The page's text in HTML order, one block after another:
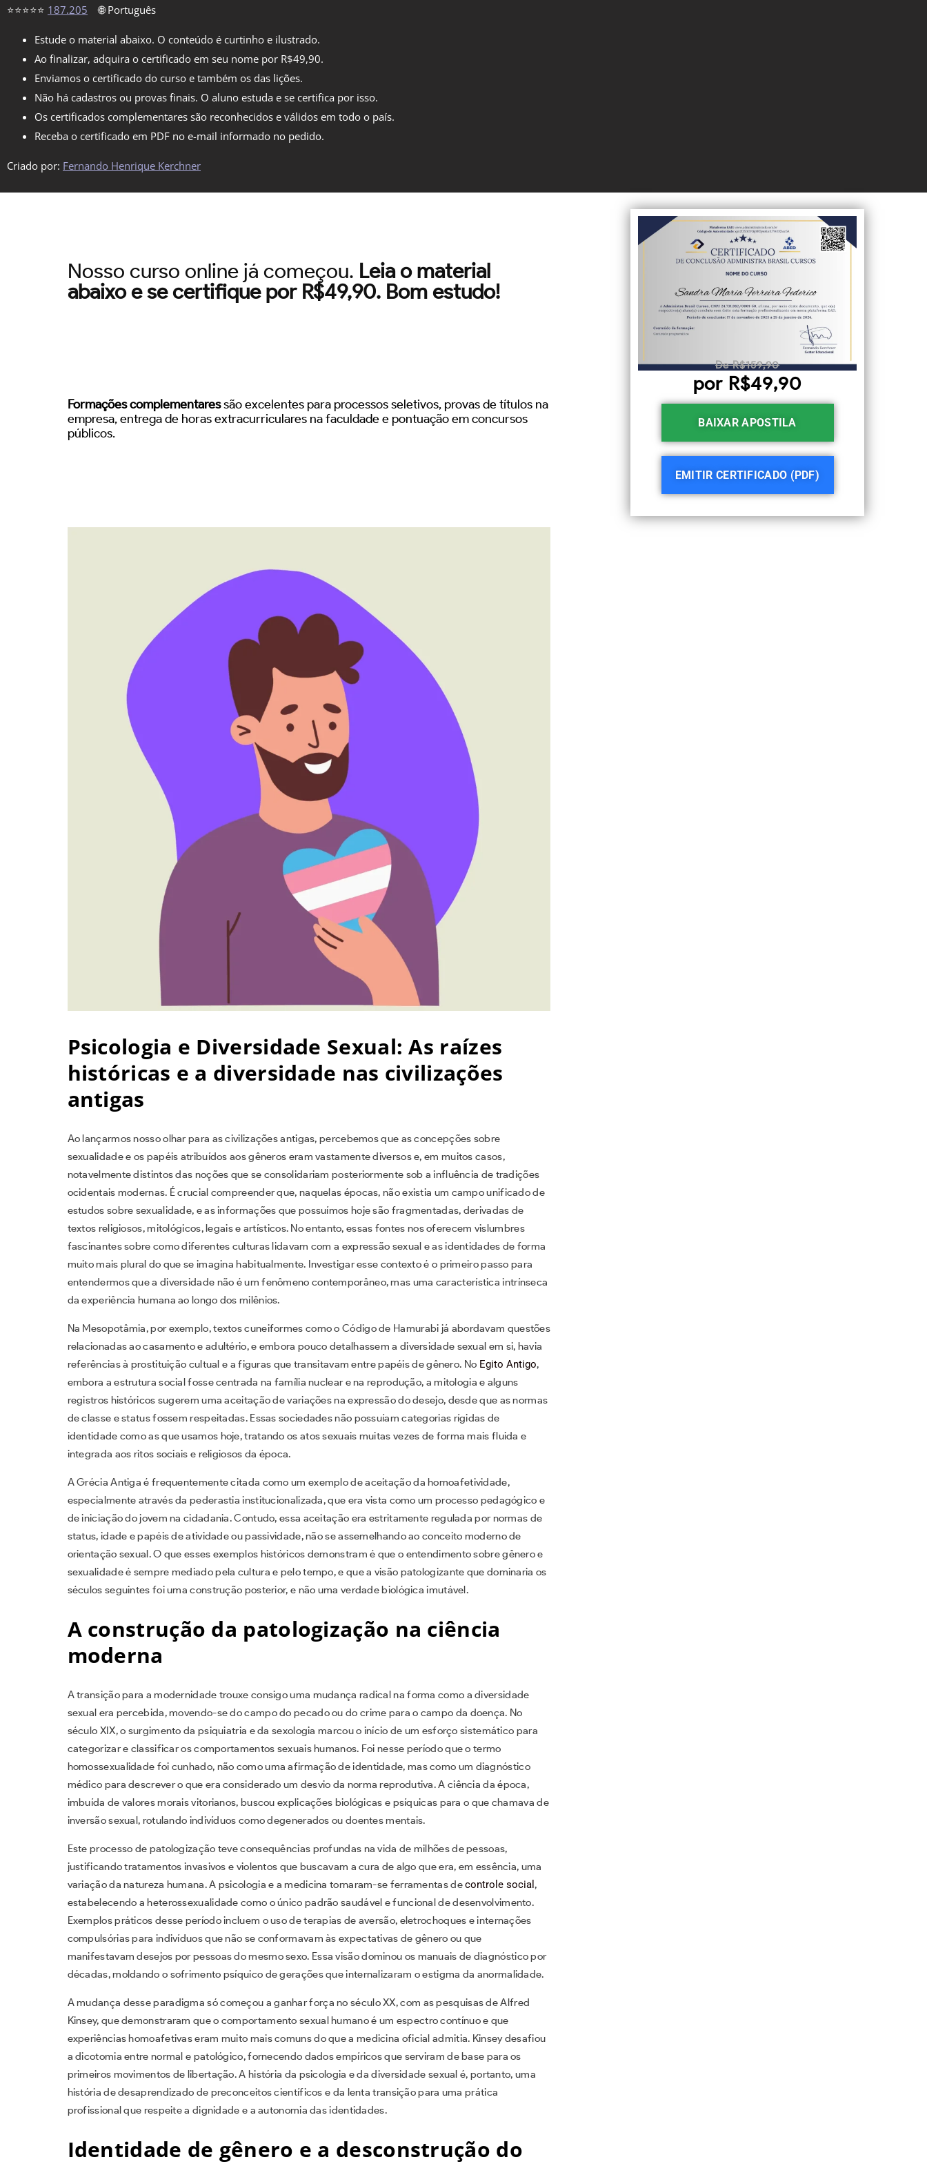
⭐⭐⭐⭐⭐ 187.205 🌐 Português
Estude o material abaixo. O conteúdo é curtinho e ilustrado.
Ao finalizar, adquira o certificado em seu nome por R$49,90.
Enviamos o certificado do curso e também os das lições.
Não há cadastros ou provas finais. O aluno estuda e se certifica por isso.
Os certificados complementares são reconhecidos e válidos em todo o país.
Receba o certificado em PDF no e-mail informado no pedido.
Criado por: Fernando Henrique Kerchner
Nosso curso online já começou. Leia o material
abaixo e se certifique por R$49,90. Bom estudo!
Formações complementaressão excelentes para processos seletivos, provas de títulos na
empresa, entrega de horas extracurriculares na faculdade e pontuação em concursos
públicos.
Psicologia e Diversidade Sexual: As raízes
históricas e a diversidade nas civilizações
antigas
Ao lançarmos nosso olhar para as civilizações antigas, percebemos que as concepções sobre
sexualidade e os papéis atribuídos aos gêneros eram vastamente diversos e, em muitos casos,
notavelmente distintos das noções que se consolidariam posteriormente sob a influência de tradições
ocidentais modernas. É crucial compreender que, naquelas épocas, não existia um campo unificado de
estudos sobre sexualidade, e as informações que possuímos hoje são fragmentadas, derivadas de
textos religiosos, mitológicos, legais e artísticos. No entanto, essas fontes nos oferecem vislumbres
fascinantes sobre como diferentes culturas lidavam com a expressão sexual e as identidades de forma
muito mais plural do que se imagina habitualmente. Investigar esse contexto é o primeiro passo para
entendermos que a diversidade não é um fenômeno contemporâneo, mas uma característica intrínseca
da experiência humana ao longo dos milênios.
Na Mesopotâmia, por exemplo, textos cuneiformes como o Código de Hamurabi já abordavam questões
relacionadas ao casamento e adultério, e embora pouco detalhassem a diversidade sexual em si, havia
referências à prostituição cultual e a figuras que transitavam entre papéis de gênero. No Egito Antigo,
embora a estrutura social fosse centrada na família nuclear e na reprodução, a mitologia e alguns
registros históricos sugerem uma aceitação de variações na expressão do desejo, desde que as normas
de classe e status fossem respeitadas. Essas sociedades não possuíam categorias rígidas de
identidade como as que usamos hoje, tratando os atos sexuais muitas vezes de forma mais fluida e
integrada aos ritos sociais e religiosos da época.
A Grécia Antiga é frequentemente citada como um exemplo de aceitação da homoafetividade,
especialmente através da pederastia institucionalizada, que era vista como um processo pedagógico e
de iniciação do jovem na cidadania. Contudo, essa aceitação era estritamente regulada por normas de
status, idade e papéis de atividade ou passividade, não se assemelhando ao conceito moderno de
orientação sexual. O que esses exemplos históricos demonstram é que o entendimento sobre gênero e
sexualidade é sempre mediado pela cultura e pelo tempo, e que a visão patologizante que dominaria os
séculos seguintes foi uma construção posterior, e não uma verdade biológica imutável.
A construção da patologização na ciência
moderna
A transição para a modernidade trouxe consigo uma mudança radical na forma como a diversidade
sexual era percebida, movendo-se do campo do pecado ou do crime para o campo da doença. No
século XIX, o surgimento da psiquiatria e da sexologia marcou o início de um esforço sistemático para
categorizar e classificar os comportamentos sexuais humanos. Foi nesse período que o termo
homossexualidade foi cunhado, não como uma afirmação de identidade, mas como um diagnóstico
médico para descrever o que era considerado um desvio da norma reprodutiva. A ciência da época,
imbuída de valores morais vitorianos, buscou explicações biológicas e psíquicas para o que chamava de
inversão sexual, rotulando indivíduos como degenerados ou doentes mentais.
Este processo de patologização teve consequências profundas na vida de milhões de pessoas,
justificando tratamentos invasivos e violentos que buscavam a cura de algo que era, em essência, uma
variação da natureza humana. A psicologia e a medicina tornaram-se ferramentas decontrole social,
estabelecendo a heterossexualidade como o único padrão saudável e funcional de desenvolvimento.
Exemplos práticos desse período incluem o uso de terapias de aversão, eletrochoques e internações
compulsórias para indivíduos que não se conformavam às expectativas de gênero ou que
manifestavam desejos por pessoas do mesmo sexo. Essa visão dominou os manuais de diagnóstico por
décadas, moldando o sofrimento psíquico de gerações que internalizaram o estigma da anormalidade.
A mudança desse paradigma só começou a ganhar força no século XX, com as pesquisas de Alfred
Kinsey, que demonstraram que o comportamento sexual humano é um espectro contínuo e que
experiências homoafetivas eram muito mais comuns do que a medicina oficial admitia. Kinsey desafiou
a dicotomia entre normal e patológico, fornecendo dados empíricos que serviram de base para os
primeiros movimentos de libertação. A história da psicologia e da diversidade sexual é, portanto, uma
história de desaprendizado de preconceitos científicos e da lenta transição para uma prática
profissional que respeite a dignidade e a autonomia das identidades.
Identidade de gênero e a desconstrução do
De R$159,90
por R$49,90
BAIXAR APOSTILA
EMITIR CERTIFICADO (PDF)